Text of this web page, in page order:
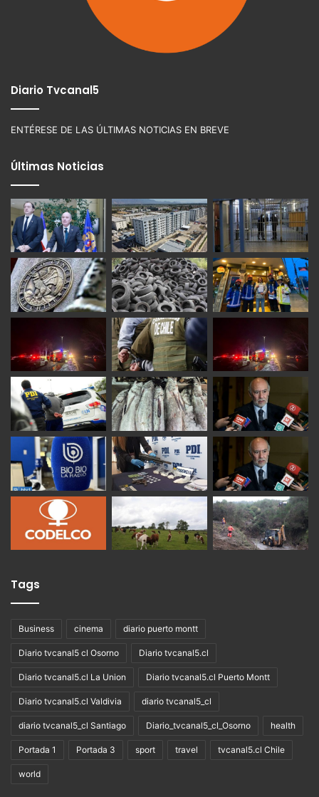
Diario Tvcanal5
ENTÉRESE DE LAS ÚLTIMAS NOTICIAS EN BREVE
Últimas Noticias
Tags
Business cinema diario puerto montt
Diario tvcanal5 cl Osorno Diario tvcanal5.cl
Diario tvcanal5.cl La Union Diario tvcanal5.cl Puerto Montt
Diario tvcanal5.cl Valdivia diario tvcanal5_cl
diario tvcanal5_cl Santiago Diario_tvcanal5_cl_Osorno health
Portada 1 Portada 3 sport travel tvcanal5.cl Chile
world